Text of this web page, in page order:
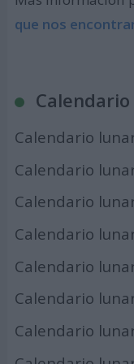
que nos
Calendario
Calendario
Calendario
Calendario
Calendario
Calendario
Calendario